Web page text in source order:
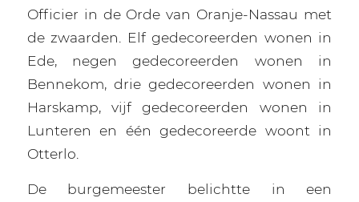
Officier in de Orde van Oranje-Nassau met
de zwaarden. Elf gedecoreerden wonen in
Ede, negen gedecoreerden wonen in
Bennekom, drie gedecoreerden wonen in
Harskamp, vijf gedecoreerden wonen in
Lunteren en één gedecoreerde woont in
Otterlo.
De burgemeester belichtte in een